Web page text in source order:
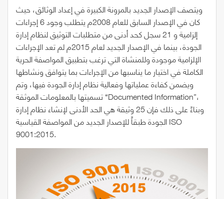
ويتصف الإصدار الجديد بالمرونة الكبيرة في إعداد الوثائق، حيث
كان في الإصدار السابق للعام 2008م يتطلب وجود 6 إجراءات
إلزامية و 21 سجل كحد أدنى من متطلبات التوثيق لنظام إدارة
الجودة، بينما في الإصدار الجديد لعام 2015م لم تعد الإجراءات
الإلزامية موجودة وللمنشاة التي ترغب بتطبيق المواصفة الحرية
الكاملة في اختيار ما يناسبها من الإجراءات بما يتوافق ونشاطها
ويضمن كفاءة عملياتها وفعالية نظام إدارة الجودة فيها، وتم
تسميتها بالمعلومات الموثقة “Documented Information”،
وبناءً على ذلك فإن 25 وثيقة هي الحد الأدنى لإنشاء نظام إدارة
الجودة طبقاً للإصدار الجديد من المواصفة القياسية ISO
9001:2015.